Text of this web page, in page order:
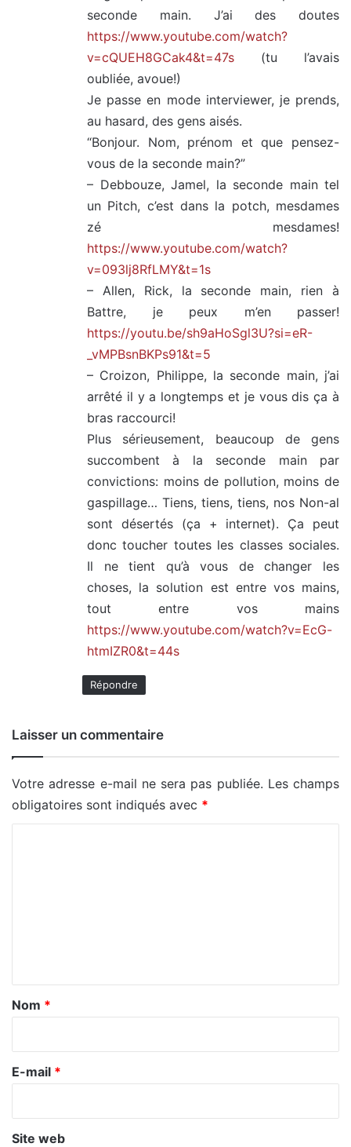
seconde main. J’ai des doutes
https://www.youtube.com/watch?
v=cQUEH8GCak4&t=47s (tu l’avais
oubliée, avoue!)
Je passe en mode interviewer, je prends,
au hasard, des gens aisés.
“Bonjour. Nom, prénom et que pensez-
vous de la seconde main?”
– Debbouze, Jamel, la seconde main tel
un Pitch, c’est dans la potch, mesdames
zé mesdames!
https://www.youtube.com/watch?
v=093lj8RfLMY&t=1s
– Allen, Rick, la seconde main, rien à
Battre, je peux m’en passer!
https://youtu.be/sh9aHoSgl3U?si=eR-
_vMPBsnBKPs91&t=5
– Croizon, Philippe, la seconde main, j’ai
arrêté il y a longtemps et je vous dis ça à
bras raccourci!
Plus sérieusement, beaucoup de gens
succombent à la seconde main par
convictions: moins de pollution, moins de
gaspillage… Tiens, tiens, tiens, nos Non-al
sont désertés (ça + internet). Ça peut
donc toucher toutes les classes sociales.
Il ne tient qu’à vous de changer les
choses, la solution est entre vos mains,
tout entre vos mains
https://www.youtube.com/watch?v=EcG-
htmIZR0&t=44s
Répondre
Laisser un commentaire
Votre adresse e-mail ne sera pas publiée. Les champs
obligatoires sont indiqués avec *
a
e
Nom *
E-mail *
Site web